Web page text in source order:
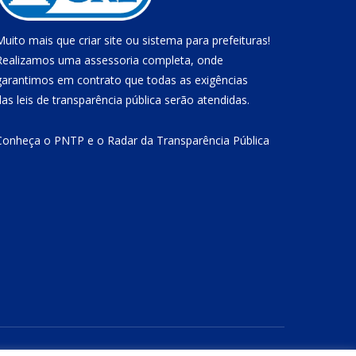
mais que criar site ou sistema para prefeituras!
uma assessoria completa, onde
em contrato que todas as exigências
leis de transparência pública serão atendidas.
o PNTP e o Radar da Transparência Pública